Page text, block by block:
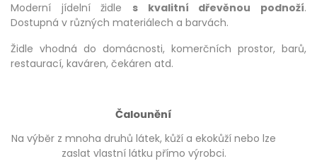
Moderní jídelní židle s kvalitní dřevěnou podnoží.
Dostupná v různých materiálech a barvách.
Židle vhodná do domácnosti, komerčních prostor, barů,
restaurací, kaváren, čekáren atd.
Čalounění
Na výběr z mnoha druhů látek, kůží a ekokůží nebo lze
zaslat vlastní látku přímo výrobci.